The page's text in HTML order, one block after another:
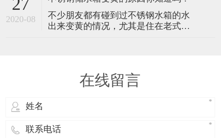
由于金属水箱结构美观，在地基上安
装金属水箱非常重要。 它很重，一旦
坠落就会立即影响它的结构完整性。
27
2020-08
不少朋友都有碰到过不锈钢水箱的水
出来变黄的情况，尤其是住在老式建
出来的水变黄的情况，千万不要继续
引用或者用于煮食。那么不锈钢水箱
在线留言